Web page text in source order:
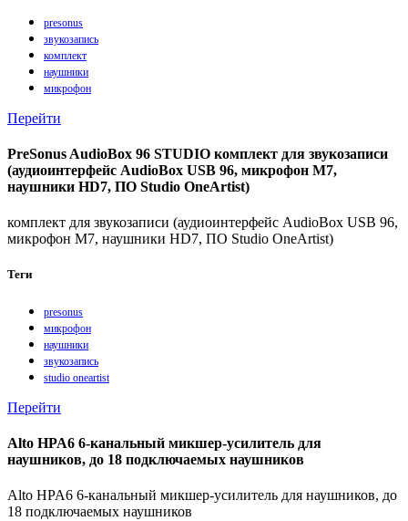
presonus
звукозапись
комплект
наушники
микрофон
Перейти
PreSonus AudioBox 96 STUDIO комплект для звукозаписи
(аудиоинтерфейс AudioBox USB 96, микрофон M7,
наушники HD7, ПО Studio OneArtist)
комплект для звукозаписи (аудиоинтерфейс AudioBox USB 96,
микрофон M7, наушники HD7, ПО Studio OneArtist)
Теги
presonus
микрофон
наушники
звукозапись
studio oneartist
Перейти
Alto HPA6 6-канальный микшер-усилитель для
наушников, до 18 подключаемых наушников
Alto HPA6 6-канальный микшер-усилитель для наушников, до
18 подключаемых наушников